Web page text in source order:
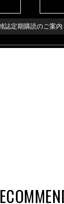
誌定期購読のご案内